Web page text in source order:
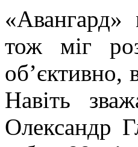
«Авангард»
тож міг
об’єктивно,
Навіть
Олександр